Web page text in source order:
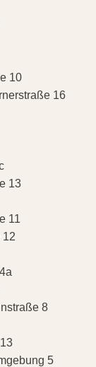
10
16
13
11
12
8
5